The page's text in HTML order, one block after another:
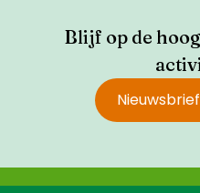
Blijf op de